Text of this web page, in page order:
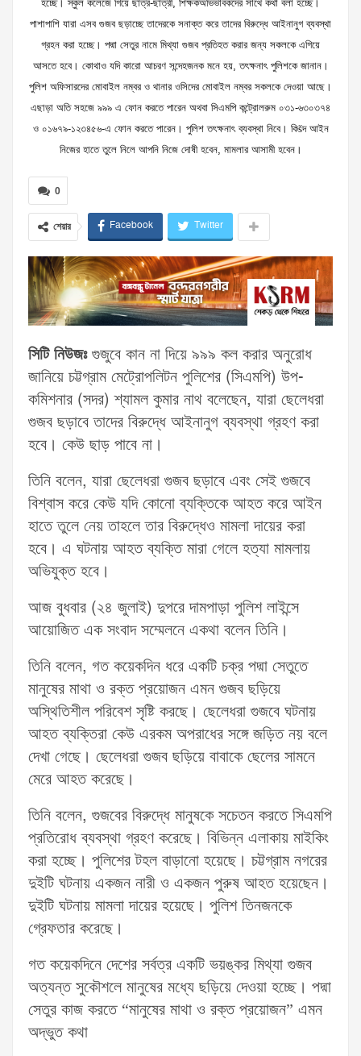
পাশাপাশি যারা এসব গুজব ছড়াচ্ছে তাদেরকে সনাক্ত করে তাদের বিরুদ্ধে আইনানুগ ব্যবস্থা
গ্রহন করা হচ্ছে। পদ্মা সেতুর নামে মিথ্যা গুজব প্রতিহত করার জন্য সকলকে এগিয়ে
আসতে হবে। কোথাও যদি কারো আচরণ সন্দেহজনক মনে হয়, তৎক্ষনাৎ পুলিশকে জানান।
পুলিশ অফিসারদের মোবাইল নম্বর ও থানার ওসিদের মোবাইল নম্বর সকলকে দেওয়া আছে।
এছাড়া অতি সহজে ৯৯৯ এ ফোন করতে পারেন অথবা সিএমপি কন্ট্রোলরুম ০৩১-৬৩০৩৭৪
ও ০১৬৭৯-১২৩৪৫৬-এ ফোন করতে পারেন। পুলিশ তৎক্ষনাৎ ব্যবস্থা নিবে। কিšদ আইন
নিজের হাতে তুলে নিলে আপনি নিজে দোষী হবেন, মামলার আসামী হবেন।
0
শেয়ার Facebook Twitter
সিটি নিউজঃগুজুবে কান না দিয়ে ৯৯৯ কল করার অনুরোধ
জানিয়ে চট্টগ্রাম মেট্রোপলিটন পুলিশের (সিএমপি) উপ-
কমিশনার (সদর) শ্যামল কুমার নাথ বলেছেন, যারা ছেলেধরা
গুজব ছড়াবে তাদের বিরুদ্ধে আইনানুগ ব্যবস্থা গ্রহণ করা
হবে। কেউ ছাড় পাবে না।
তিনি বলেন, যারা ছেলেধরা গুজব ছড়াবে এবং সেই গুজবে
বিশ্বাস করে কেউ যদি কোনো ব্যক্তিকে আহত করে আইন
হাতে তুলে নেয় তাহলে তার বিরুদ্ধেও মামলা দায়ের করা
হবে। এ ঘটনায় আহত ব্যক্তি মারা গেলে হত্যা মামলায়
অভিযুক্ত হবে।
আজ বুধবার (২৪ জুলাই) দুপরে দামপাড়া পুলিশ লাইন্সে
আয়োজিত এক সংবাদ সম্মেলনে একথা বলেন তিনি।
তিনি বলেন, গত কয়েকদিন ধরে একটি চক্র পদ্মা সেতুতে
মানুষের মাথা ও রক্ত প্রয়োজন এমন গুজব ছড়িয়ে
অস্থিতিশীল পরিবেশ সৃষ্টি করছে। ছেলেধরা গুজবে ঘটনায়
আহত ব্যক্তিরা কেউ এরকম অপরাধের সঙ্গে জড়িত নয় বলে
দেখা গেছে। ছেলেধরা গুজব ছড়িয়ে বাবাকে ছেলের সামনে
মেরে আহত করেছে।
তিনি বলেন, গুজবের বিরুদ্ধে মানুষকে সচেতন করতে সিএমপি
প্রতিরোধ ব্যবস্থা গ্রহণ করেছে। বিভিন্ন এলাকায় মাইকিং
করা হচ্ছে। পুলিশের টহল বাড়ানো হয়েছে। চট্টগ্রাম নগরের
দুইটি ঘটনায় একজন নারী ও একজন পুরুষ আহত হয়েছেন।
দুইটি ঘটনায় মামলা দায়ের হয়েছে। পুলিশ তিনজনকে
গ্রেফতার করেছে।
গত কয়েকদিনে দেশের সর্বত্র একটি ভয়ঙ্কর মিথ্যা গুজব
অত্যন্ত সুকৌশলে মানুষের মধ্যে ছড়িয়ে দেওয়া হচ্ছে। পদ্মা
সেতুর কাজ করতে “মানুষের মাথা ও রক্ত প্রয়োজন” এমন
অদ্ভুত কথা